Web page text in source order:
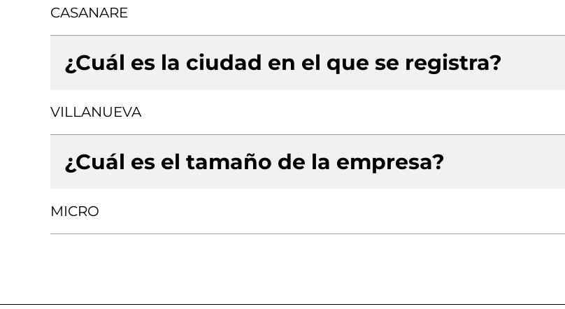
CASANARE
¿Cuál es la ciudad en el que se registra?
VILLANUEVA
¿Cuál es el tamaño de la empresa?
MICRO